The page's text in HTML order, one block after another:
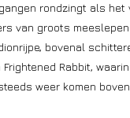
rondzingt als het
van groots
bovenal
Rabbit,
weer komen